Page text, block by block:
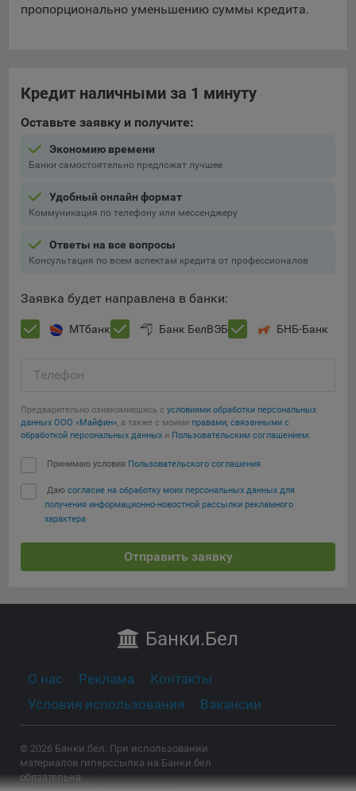
пропорционально уменьшению суммы кредита.
Кредит наличными за 1 минуту
Оставьте заявку и получите:
Экономию времени
Банки самостоятельно предложат лучшее
Удобный онлайн формат
Коммуникация по телефону или мессенджеру
Ответы на все вопросы
Консультация по всем аспектам кредита от профессионалов
Заявка будет направлена в банки:
МТбанк Банк БелВЭБ БНБ-Банк
Телефон
Предварительно ознакомившись с условиями обработки персональных
данных ООО «Майфин», а также с моими правами, связанными с
обработкой персональных данных и Пользовательским соглашением:
Принимаю условия Пользовательского соглашения
Даю согласие на обработку моих персональных данных для
получения информационно-новостной рассылки рекламного
характера
Отправить заявку
Банки.Бел
О нас Реклама
Контакты
Условия использования
Вакансии
© 2026 Банки.бел. При использовании
материалов гиперссылка на Банки.бел
обязательна.